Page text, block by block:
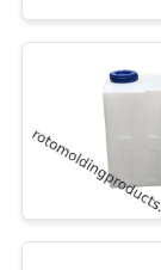
करें
उद्धरण
अनुरोधयूरो